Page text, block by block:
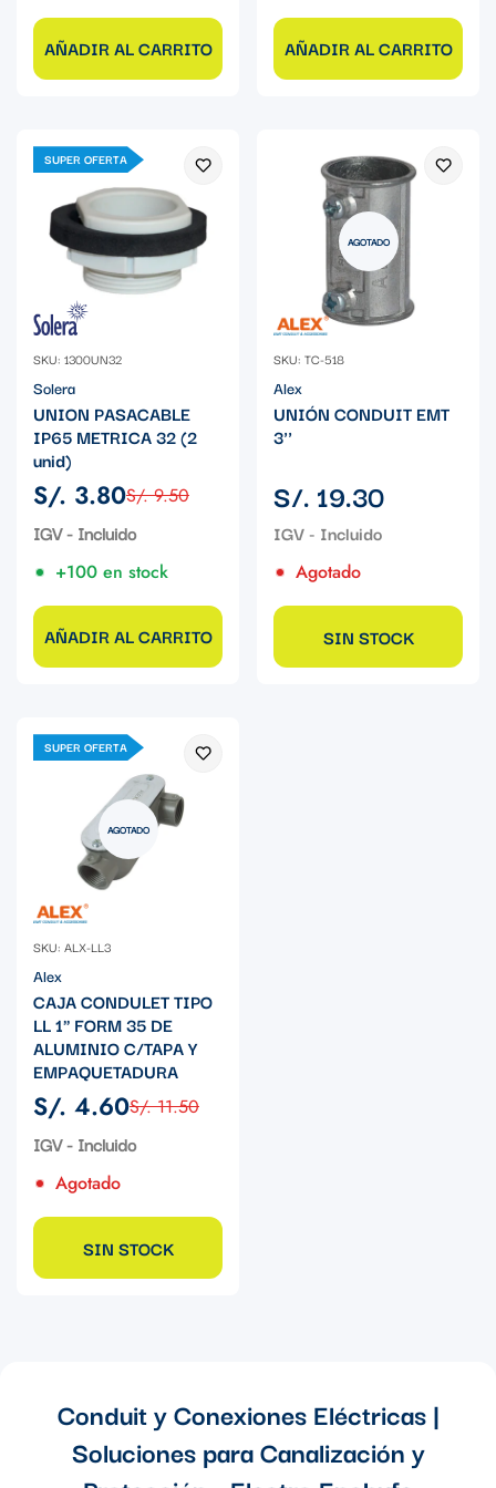
AÑADIR AL CARRITO AÑADIR AL CARRITO
SUPER OFERTA
SKU: 1300UN32
Solera
UNION PASACABLE
IP65 METRICA 32 (2
unid)
Precio
de
S/. 3.80
Precio
regular
S/. 9.50
IGV - Incluido
+100 en stock
AÑADIR AL CARRITO
AGOTADO
SKU: TC-518
Alex
UNIÓN CONDUIT EMT
3''
Precio
regular
S/. 19.30
Agotado
SIN STOCK
SUPER OFERTA
AGOTADO
SKU: ALX-LL3
Alex
CAJA CONDULET TIPO
LL 1" FORM 35 DE
ALUMINIO C/TAPA Y
EMPAQUETADURA
Precio
de
S/. 4.60
Precio
regular
S/. 11.50
IGV - Incluido
Agotado
SIN STOCK
Conduit y Conexiones Eléctricas |
Soluciones para Canalización y